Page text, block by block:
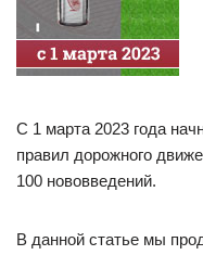
С 1 марта 2023 года
правил дорожного
100 нововведений.
В данной статье мы